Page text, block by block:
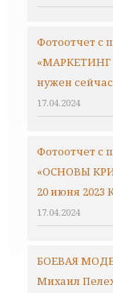
Фотоотчет с
«МАРКЕТИНГ
нужен
17.04.2024
Фотоотчет с
«ОСНОВЫ
20 июня 2023
17.04.2024
БОЕВАЯ
Михаил